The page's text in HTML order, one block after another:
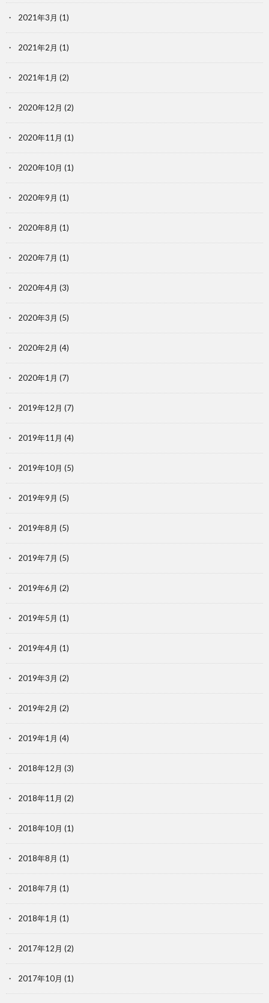
2021年3月 (1)
2021年2月 (1)
2021年1月 (2)
2020年12月 (2)
2020年11月 (1)
2020年10月 (1)
2020年9月 (1)
2020年8月 (1)
2020年7月 (1)
2020年4月 (3)
2020年3月 (5)
2020年2月 (4)
2020年1月 (7)
2019年12月 (7)
2019年11月 (4)
2019年10月 (5)
2019年9月 (5)
2019年8月 (5)
2019年7月 (5)
2019年6月 (2)
2019年5月 (1)
2019年4月 (1)
2019年3月 (2)
2019年2月 (2)
2019年1月 (4)
2018年12月 (3)
2018年11月 (2)
2018年10月 (1)
2018年8月 (1)
2018年7月 (1)
2018年1月 (1)
2017年12月 (2)
2017年10月 (1)